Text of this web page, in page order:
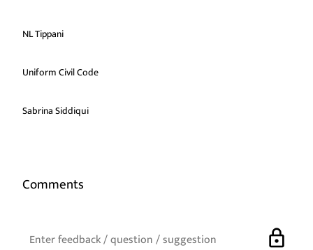
NL Tippani
Uniform Civil Code
Sabrina Siddiqui
Comments
lock